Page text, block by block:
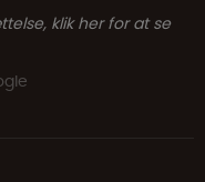
klik her for at se